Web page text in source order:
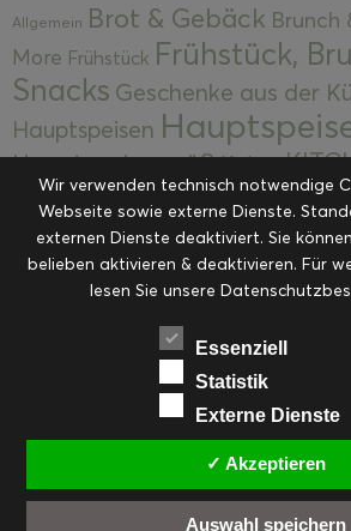
Allgemein Brot & Gebäck Brunch
More Frühstück Frühstück,
Snacks Geschenke aus der
Hauptspeisen
Hauptspeisen süßKekse
Kuchen, Torten &
Desserts Kulinarik Kulinarische
Eingemachtes Ohne Kategorie
RezepteSaisonalSlider
Suppen, Salate &
Vorspeisen, Salate &
Weihnachten Workshops & Events
Wir verwenden technisch notwendige
Webseite sowie externe Dienste.
externen Dienste deaktiviert. Sie
belieben aktivieren & deaktivieren. Für
lesen Sie unsere
Essenziell
Statistik
Externe Dienste
✓ Akzeptieren
Auswahl speichern